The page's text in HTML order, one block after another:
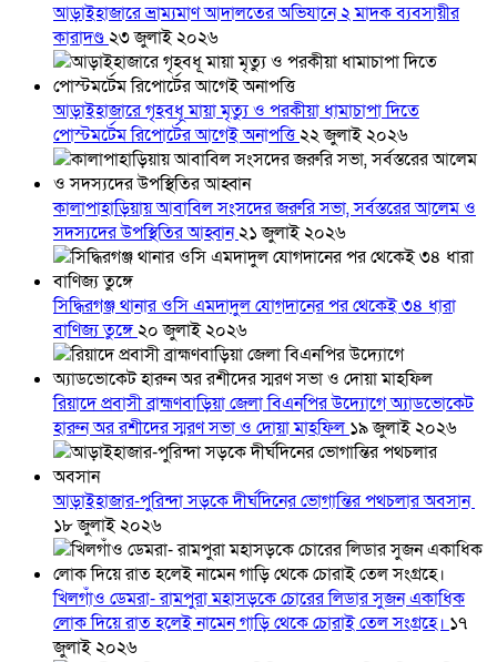
আড়াইহাজারে ভ্রাম্যমাণ আদালতের অভিযানে ২ মাদক ব্যবসায়ীর
কারাদণ্ড২৩ জুলাই ২০২৬
আড়াইহাজারে গৃহবধূ মায়া মৃত্যু ও পরকীয়া ধামাচাপা দিতে
পোস্টমর্টেম রিপোর্টের আগেই অনাপত্তি২২ জুলাই ২০২৬
কালাপাহাড়িয়ায় আবাবিল সংসদের জরুরি সভা, সর্বস্তরের আলেম ও
সদস্যদের উপস্থিতির আহ্বান২১ জুলাই ২০২৬
সিদ্ধিরগঞ্জ থানার ওসি এমদাদুল যোগদানের পর থেকেই ৩৪ ধারা
বাণিজ্য তুঙ্গে২০ জুলাই ২০২৬
রিয়াদে প্রবাসী ব্রাহ্মণবাড়িয়া জেলা বিএনপির উদ্যোগে অ্যাডভোকেট
হারুন অর রশীদের স্মরণ সভা ও দোয়া মাহফিল ১৯ জুলাই ২০২৬
আড়াইহাজার-পুরিন্দা সড়কে দীর্ঘদিনের ভোগান্তির পথচলার অবসান
১৮ জুলাই ২০২৬
খিলগাঁও ডেমরা- রামপুরা মহাসড়কে চোরের লিডার সুজন একাধিক
লোক দিয়ে রাত হলেই নামেন গাড়ি থেকে চোরাই তেল সংগ্রহে। ১৭
জুলাই ২০২৬